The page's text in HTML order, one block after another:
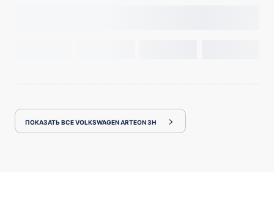
ПОКАЗАТЬ ВСЕ VOLKSWAGEN ARTEON 3H